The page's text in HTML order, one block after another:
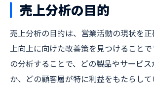
売上分析の目的
売上分析の目的は、営業活動の現状を
上向上に向けた改善策を見つけることで
の分析することで、どの製品やサービ
か、どの顧客層が特に利益をもたらし